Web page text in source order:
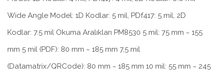
Wide Angle Model: 1D Kodlar: 5 mil, PDf417: 5 mil, 2D
Kodlar: 7.5 mil Okuma Aralıkları PM8530 5 mil: 75 mm ~ 155
mm 5 mil (PDF): 80 mm ~ 185 mm 7,5 mil
(Datamatrix/QRCode): 80 mm ~ 185 mm 10 mil: 55 mm ~ 245